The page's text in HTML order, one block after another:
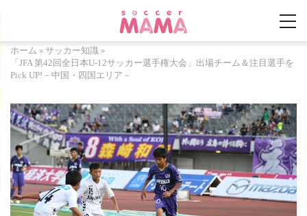
ホーム » サッカー知識 »
「JFA 第42回全日本U-12サッカー選手権大会」出場チーム＆注目選手を
Pick UP!－中国・四国エリア－